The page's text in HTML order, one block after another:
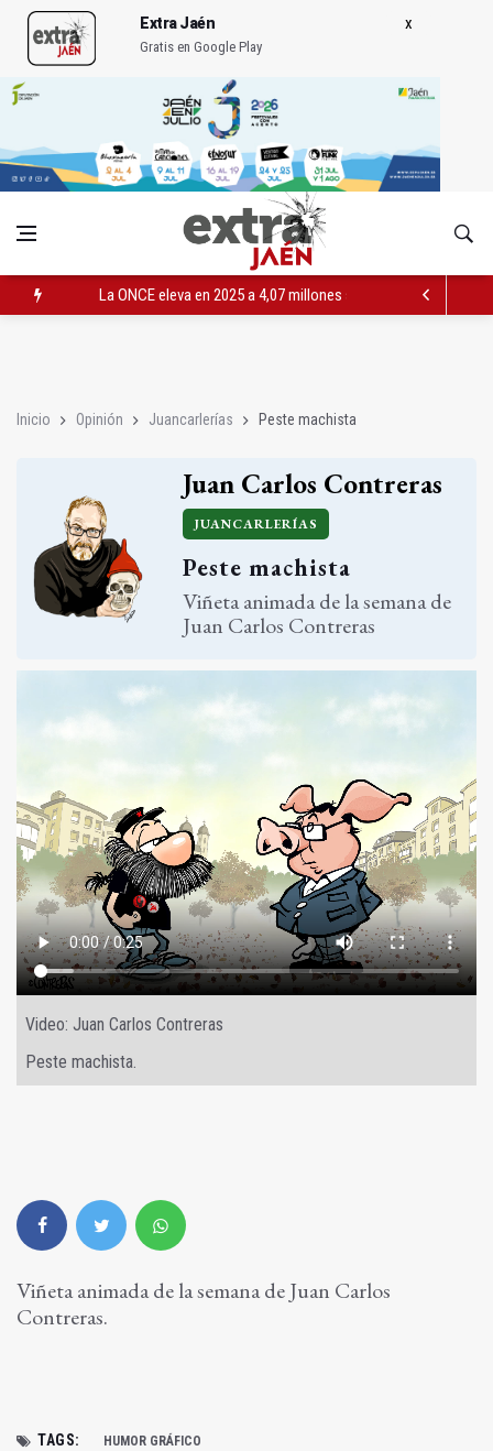
Extra Jaén
Gratis en Google Play
La ONCE eleva en 2025 a 4,07 millones su inversión social en
Inicio Opinión Juancarlerías Peste machista
Juan Carlos Contreras
JUANCARLERÍAS
Peste machista
Viñeta animada de la semana de
Juan Carlos Contreras
Video: Juan Carlos Contreras
Peste machista.
Viñeta animada de la semana de Juan Carlos
Contreras.
TAGS: HUMOR GRÁFICO